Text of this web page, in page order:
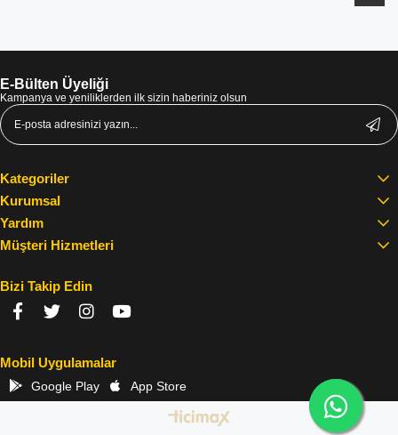
E-Bülten Üyeliği
Kampanya ve yeniliklerden ilk sizin haberiniz olsun
Kategoriler
Kurumsal
Yardım
Müşteri Hizmetleri
Bizi Takip Edin
Mobil Uygulamalar
Google Play App Store